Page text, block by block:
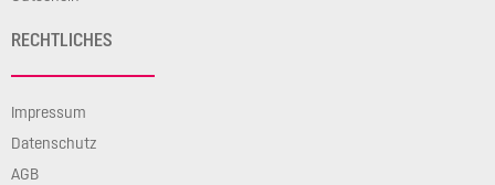
RECHTLICHES
Impressum
Datenschutz
AGB